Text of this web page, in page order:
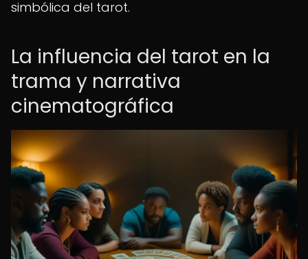
simbólica del tarot.
La influencia del tarot en la
trama y narrativa
cinematográfica